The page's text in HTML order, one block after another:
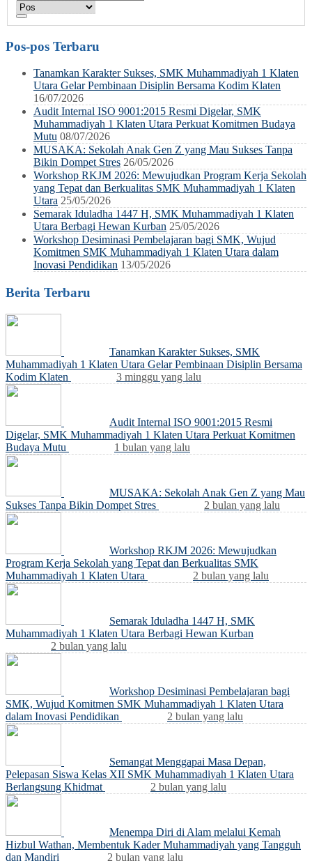
Pos-pos Terbaru
Tanamkan Karakter Sukses, SMK Muhammadiyah 1 Klaten
Utara Gelar Pembinaan Disiplin Bersama Kodim Klaten
16/07/2026
Audit Internal ISO 9001:2015 Resmi Digelar, SMK
Muhammadiyah 1 Klaten Utara Perkuat Komitmen Budaya
Mutu 08/07/2026
MUSAKA: Sekolah Anak Gen Z yang Mau Sukses Tanpa
Bikin Dompet Stres 26/05/2026
Workshop RKJM 2026: Mewujudkan Program Kerja Sekolah
yang Tepat dan Berkualitas SMK Muhammadiyah 1 Klaten
Utara 25/05/2026
Semarak Iduladha 1447 H, SMK Muhammadiyah 1 Klaten
Utara Berbagi Hewan Kurban 25/05/2026
Workshop Desiminasi Pembelajaran bagi SMK, Wujud
Komitmen SMK Muhammadiyah 1 Klaten Utara dalam
Inovasi Pendidikan 13/05/2026
Berita Terbaru
Tanamkan Karakter Sukses, SMK
Muhammadiyah 1 Klaten Utara Gelar Pembinaan Disiplin Bersama
Kodim Klaten
3 minggu yang lalu
Audit Internal ISO 9001:2015 Resmi
Digelar, SMK Muhammadiyah 1 Klaten Utara Perkuat Komitmen
Budaya Mutu
1 bulan yang lalu
MUSAKA: Sekolah Anak Gen Z yang Mau
Sukses Tanpa Bikin Dompet Stres
2 bulan yang lalu
Workshop RKJM 2026: Mewujudkan
Program Kerja Sekolah yang Tepat dan Berkualitas SMK
Muhammadiyah 1 Klaten Utara
2 bulan yang lalu
Semarak Iduladha 1447 H, SMK
Muhammadiyah 1 Klaten Utara Berbagi Hewan Kurban
2 bulan yang lalu
Workshop Desiminasi Pembelajaran bagi
SMK, Wujud Komitmen SMK Muhammadiyah 1 Klaten Utara
dalam Inovasi Pendidikan
2 bulan yang lalu
Semangat Menggapai Masa Depan,
Pelepasan Siswa Kelas XII SMK Muhammadiyah 1 Klaten Utara
Berlangsung Khidmat
2 bulan yang lalu
Menempa Diri di Alam melalui Kemah
Hizbul Wathan, Membentuk Kader Muhammadiyah yang Tangguh
dan Mandiri
2 bulan yang lalu